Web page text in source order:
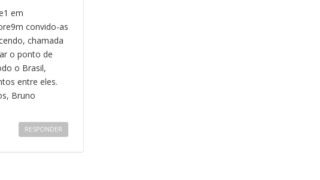
em
convido-as
chamada
o ponto de
o Brasil,
entre eles.
Bruno
RESPONDER